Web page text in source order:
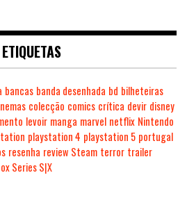
ETIQUETAS
bancas banda desenhada bd bilheteiras
colecção comics crítica devir disney
levoir manga marvel netflix Nintendo
playstation 4 playstation 5 portugal
resenha review Steam terror trailer
Series S|X